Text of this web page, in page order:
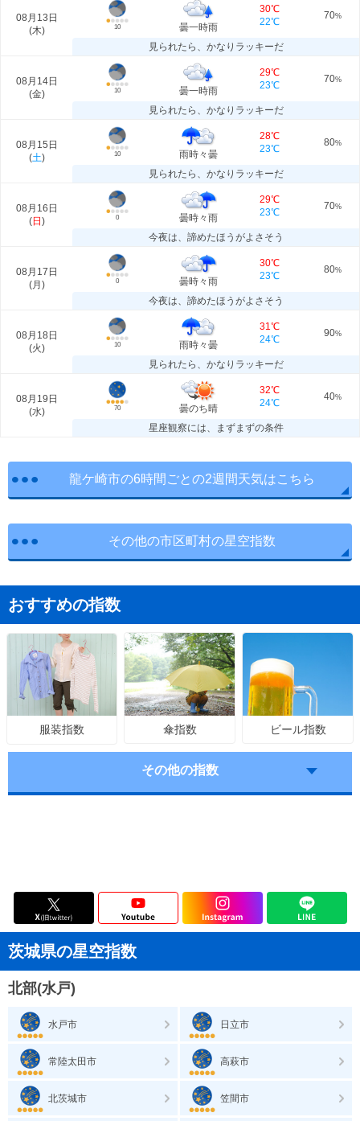
08月13日
(木) 10 曇一時雨
30℃
22℃
70%
見られたら、かなりラッキーだ
08月14日
(金) 10 曇一時雨
29℃
23℃
70%
見られたら、かなりラッキーだ
08月15日
(土) 10 雨時々曇
28℃
23℃
80%
見られたら、かなりラッキーだ
08月16日
(日 ) 0 曇時々雨
29℃
23℃
70%
今夜は、諦めたほうがよさそう
08月17日
(月 ) 0 曇時々雨
30℃
23℃
80%
今夜は、諦めたほうがよさそう
08月18日
(火) 10 雨時々曇
31℃
24℃
90%
見られたら、かなりラッキーだ
08月19日
(水) 70 曇のち晴
32℃
24℃
40%
星座観察には、まずまずの条件
龍ケ崎市の6時間ごとの2週間天気はこちら
その他の市区町村の星空指数
おすすめの指数
服装指数 傘指数 ビール指数
その他の指数
茨城県の星空指数
北部(水戸)
水戸市 日立市
常陸太田市 高萩市
北茨城市 笠間市